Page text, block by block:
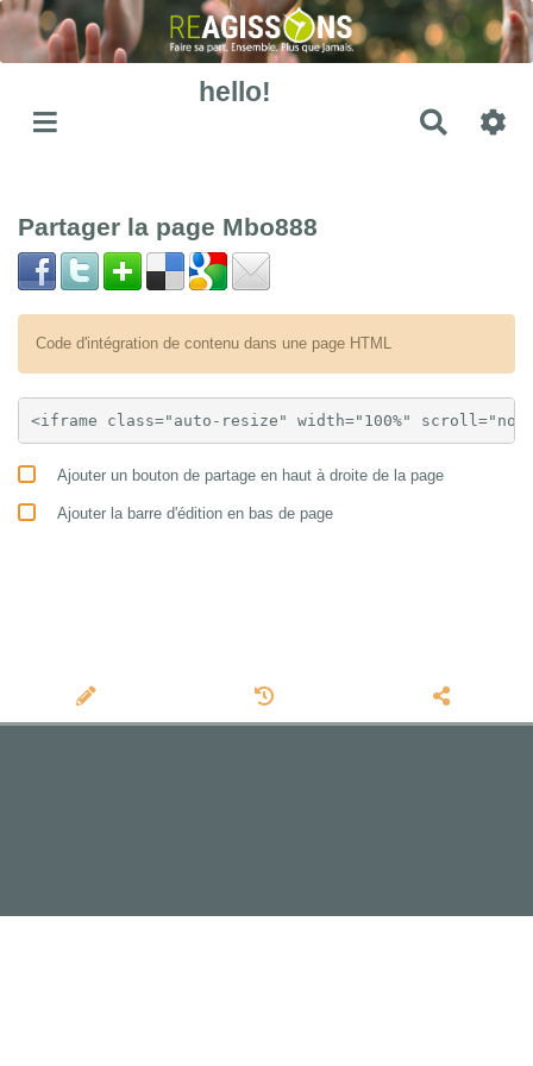
hello!
Partager la page Mbo888
Code d'intégration de contenu dans une page HTML
Ajouter un bouton de partage en haut à droite de la page
Ajouter la barre d'édition en bas de page